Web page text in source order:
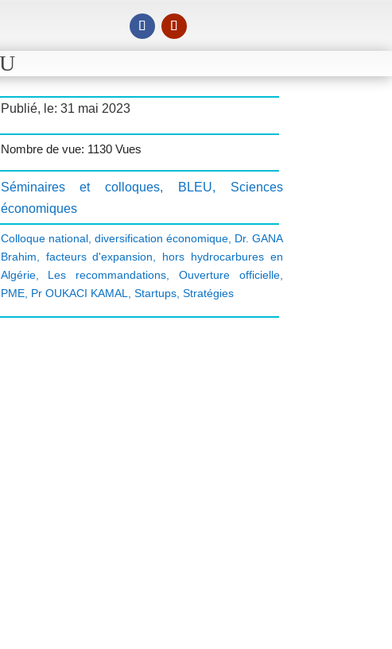
Publié, le: 31 mai 2023
Nombre de vue: 1130 Vues
Séminaires et colloques, BLEU, Sciences
économiques
Colloque national, diversification économique, Dr. GANA
Brahim, facteurs d'expansion, hors hydrocarbures en
Algérie, Les recommandations, Ouverture officielle,
PME, Pr OUKACI KAMAL, Startups, Stratégies